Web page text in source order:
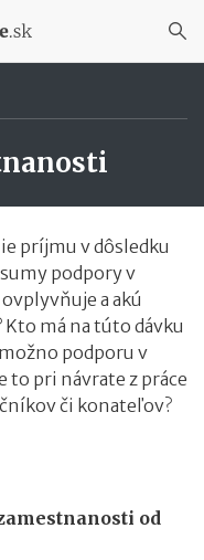
príjmu v dôsledku
podpory v
a akú
má na túto dávku
podporu v
to pri návrate z práce
či konateľov?
od